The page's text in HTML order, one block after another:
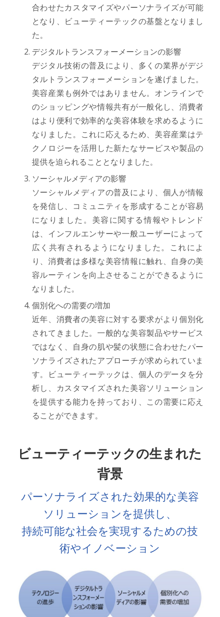
合わせたカスタマイズやパーソナライズが可能
となり、ビューティーテックの基盤となりまし
た。
デジタルトランスフォーメーションの影響
デジタル技術の普及により、多くの業界がデジ
タルトランスフォーメーションを遂げました。
美容産業も例外ではありません。オンラインで
のショッピングや情報共有が一般化し、消費者
はより便利で効率的な美容体験を求めるように
なりました。これに応えるため、美容産業はテ
クノロジーを活用した新たなサービスや製品の
提供を迫られることとなりました。
ソーシャルメディアの影響
ソーシャルメディアの普及により、個人が情報
を発信し、コミュニティを形成することが容易
になりました。美容に関する情報やトレンド
は、インフルエンサーや一般ユーザーによって
広く共有されるようになりました。これによ
り、消費者は多様な美容情報に触れ、自身の美
容ルーティンを向上させることができるように
なりました。
個別化への需要の増加
近年、消費者の美容に対する要求がより個別化
されてきました。一般的な美容製品やサービス
ではなく、自身の肌や髪の状態に合わせたパー
ソナライズされたアプローチが求められていま
す。ビューティーテックは、個人のデータを分
析し、カスタマイズされた美容ソリューション
を提供する能力を持っており、この需要に応え
ることができます。
ビューティーテックの生まれた
背景
パーソナライズされた効果的な美容
ソリューションを提供し、
持続可能な社会を実現するための技
術やイノベーション